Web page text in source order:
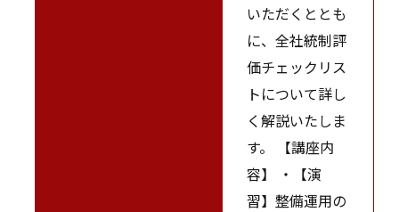
いただくととも
に、全社統制評
価チェックリス
トについて詳し
く解説いたしま
す。 【講座内
容】 ・【演
習】整備運用の